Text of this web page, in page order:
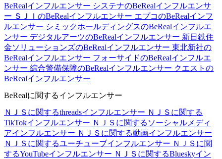
BeRealインフルエンサー システナのBeRealインフルエンサ
ー ＳＪＩのBeRealインフルエンサー エプコのBeRealインフ
ルエンサー シミックホールディングスのBeRealインフルエ
ンサー デジタルアーツのBeRealインフルエンサー 新日鉄住
金ソリューションズのBeRealインフルエンサー 東北新社の
BeRealインフルエンサー フォーサイドのBeRealインフルエ
ンサー 綜合警備保障のBeRealインフルエンサー クエストの
BeRealインフルエンサー
BeRealに関するインフルエンサー
ＮＪＳに関するthreadsインフルエンサー ＮＪＳに関する
TikTokインフルエンサー ＮＪＳに関するソーシャルメディ
アインフルエンサー ＮＪＳに関する動画インフルエンサー
ＮＪＳに関するユーチューブインフルエンサー ＮＪＳに関
するYouTubeインフルエンサー ＮＪＳに関するBlueskyイン